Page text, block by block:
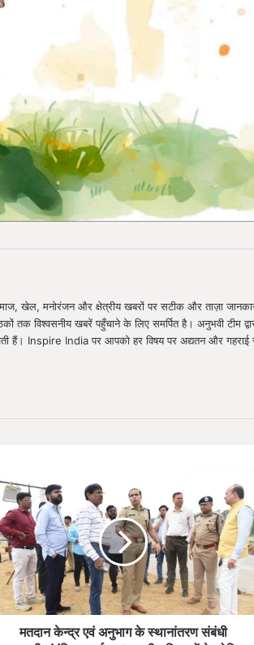
खेल, मनोरंजन और क्षेत्रीय खबरों पर सटीक और ताज़ा
तक विश्वसनीय खबरें पहुँचाने के लिए समर्पित है। अनुभवी टीम
हैं। Inspire India पर आपको हर विषय पर अद्यतन और गहराई
मतदान केन्द्र एवं अनुभाग के स्थानांतरण संबंधी